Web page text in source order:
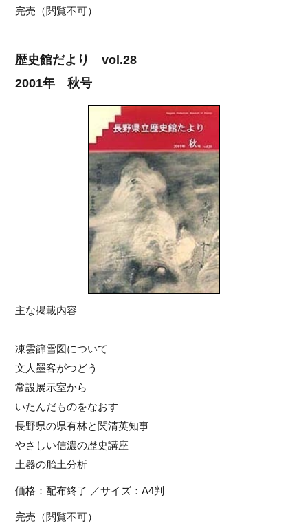
完売（閲覧不可）
歴史館だより vol.28
2001年 秋号
主な掲載内容
凍雲篩雪図について
文人墨客がつどう
常設展示室から
いたんだものをなおす
長野県の県有林と関清英知事
やさしい信濃の歴史講座
土器の胎土分析
価格：配布終了 ／サイズ：A4判
完売（閲覧不可）